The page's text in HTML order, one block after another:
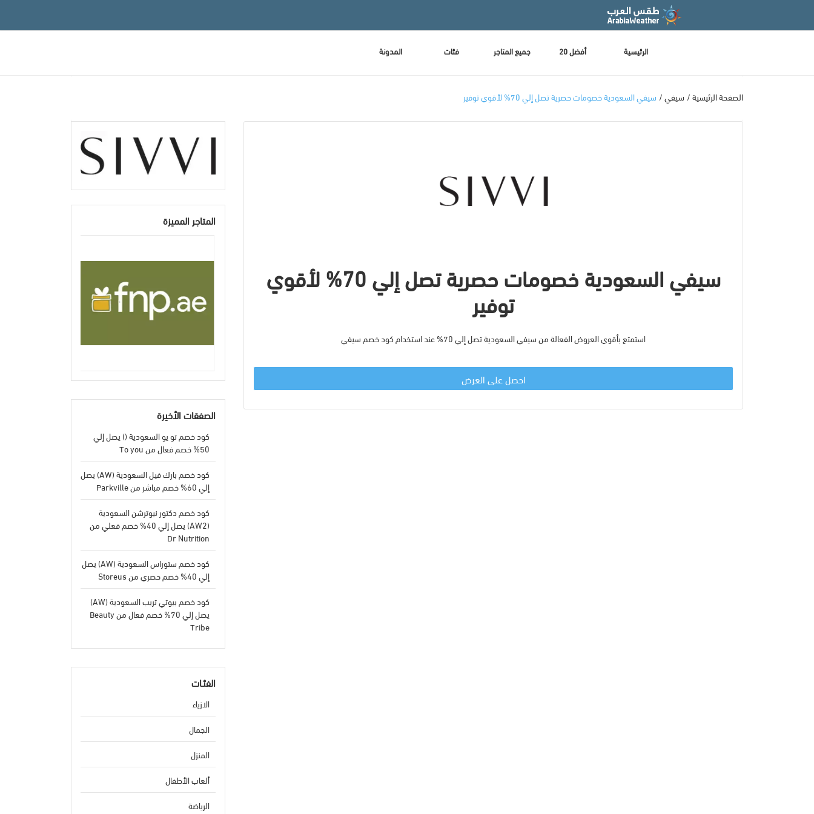
الرئيسية أفضل 20 جميع المتاجر فئات المدونة
الصفحة الرئيسية سيفي سيفي السعودية خصومات حصرية تصل إلي 70% لأقوي توفير
سيفي السعودية خصومات حصرية تصل إلي 70% لأقوي
توفير
استمتع بأقوي العروض الفعالة من سيفي السعودية تصل إلي 70% عند استخدام كود خصم سيفي
احصل على العرض
المتاجر المميزة
الصفقات الأخيرة
كود خصم تو يو السعودية () يصل إلي
50% خصم فعال من To you
كود خصم بارك فيل السعودية (AW) يصل
إلي 60% خصم مباشر من Parkville
كود خصم دكتور نيوترشن السعودية
(AW2) يصل إلي 40% خصم فعلي من
Dr Nutrition
كود خصم ستوراس السعودية (AW) يصل
إلي 40% خصم حصري من Storeus
كود خصم بيوتي تريب السعودية (AW)
يصل إلي 70% خصم فعال من Beauty
Tribe
الفئـات
الازياء
الجمال
المنزل
ألعاب الأطفال
الرياضة